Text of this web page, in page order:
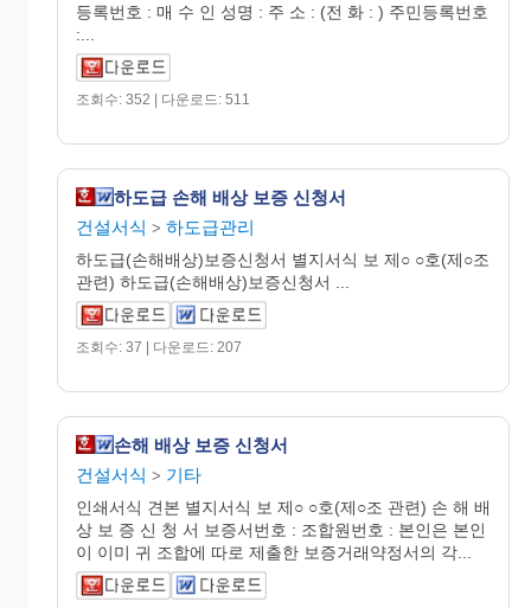
등록번호 : 매 수 인 성명 : 주 소 : (전 화 : ) 주민등록번호
:...
조회수: 352 | 다운로드: 511
하도급 손해 배상 보증 신청서
건설서식 > 하도급관리
하도급(손해배상)보증신청서 별지서식 보 제○ ○호(제○조
관련) 하도급(손해배상)보증신청서 ...
조회수: 37 | 다운로드: 207
손해 배상 보증 신청서
건설서식 > 기타
인쇄서식 견본 별지서식 보 제○ ○호(제○조 관련) 손 해 배
상 보 증 신 청 서 보증서번호 : 조합원번호 : 본인은 본인
이 이미 귀 조합에 따로 제출한 보증거래약정서의 각...